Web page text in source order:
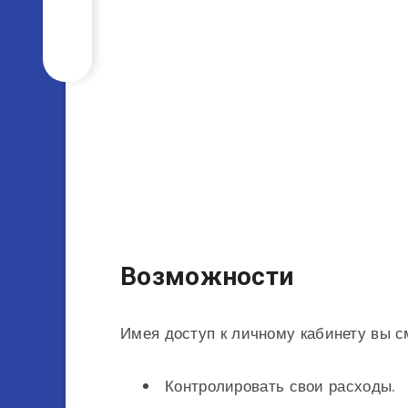
Возможности
Имея доступ к личному кабинету вы
Контролировать свои расходы.